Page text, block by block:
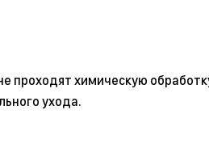
химическую
ухода.